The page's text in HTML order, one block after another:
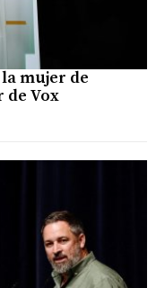
mujer de
de Vox